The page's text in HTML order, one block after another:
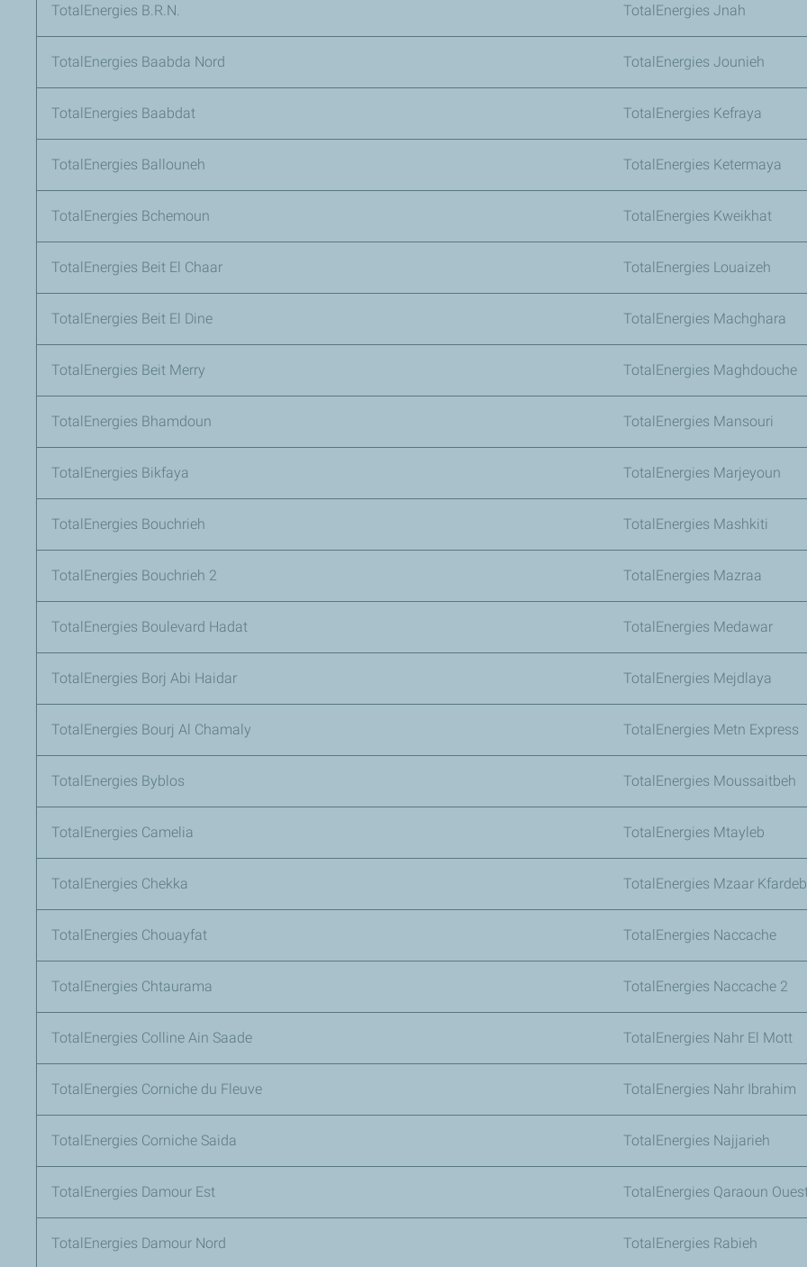
TotalEnergies B.R.N. TotalEnergies Jnah
TotalEnergies Baabda Nord TotalEnergies Jounieh
TotalEnergies Baabdat TotalEnergies Kefraya
TotalEnergies Ballouneh TotalEnergies Ketermaya
TotalEnergies Bchemoun TotalEnergies Kweikhat
TotalEnergies Beit El Chaar TotalEnergies Louaizeh
TotalEnergies Beit El Dine TotalEnergies Machghara
TotalEnergies Beit Merry TotalEnergies Maghdouche
TotalEnergies Bhamdoun TotalEnergies Mansouri
TotalEnergies Bikfaya TotalEnergies Marjeyoun
TotalEnergies Bouchrieh TotalEnergies Mashkiti
TotalEnergies Bouchrieh 2 TotalEnergies Mazraa
TotalEnergies Boulevard Hadat TotalEnergies Medawar
TotalEnergies Borj Abi Haidar TotalEnergies Mejdlaya
TotalEnergies Bourj Al Chamaly TotalEnergies Metn Express
TotalEnergies Byblos TotalEnergies Moussaitbeh
TotalEnergies Camelia TotalEnergies Mtayleb
TotalEnergies Chekka TotalEnergies Mzaar
TotalEnergies Chouayfat TotalEnergies Naccache
TotalEnergies Chtaurama TotalEnergies Naccache 2
TotalEnergies Colline Ain Saade TotalEnergies Nahr El Mott
TotalEnergies Corniche du Fleuve TotalEnergies Nahr Ibrahim
TotalEnergies Corniche Saida TotalEnergies Najjarieh
TotalEnergies Damour Est TotalEnergies Qaraoun
TotalEnergies Damour Nord TotalEnergies Rabieh